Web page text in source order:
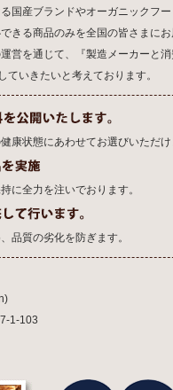
国産ブランドやオーガニックフー
きる商品のみを全国の皆さまに
営を通じて、『製造メーカーと
ていきたいと考えております。
康状態にあわせてお選びいただけ
に全力を注いでおります。
品質の劣化を防ぎます。
1-103